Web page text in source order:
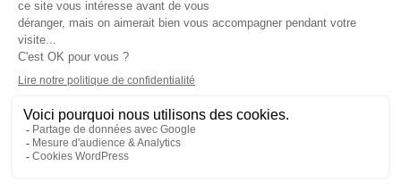
Contactez-nous-Mentions légales-CGV-Politique de
confidentialité-Gestion des cookies